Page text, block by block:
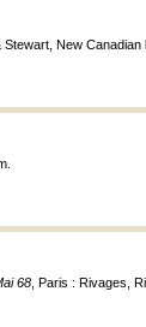
Stewart, New
68 , Paris : Rivages,